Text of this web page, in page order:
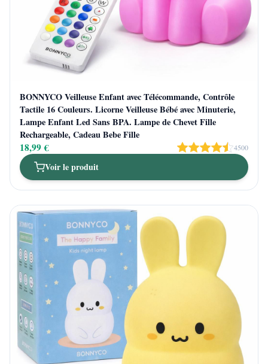
BONNYCO Veilleuse Enfant avec Télécommande, Contrôle
Tactile 16 Couleurs. Licorne Veilleuse Bébé avec Minuterie,
Lampe Enfant Led Sans BPA. Lampe de Chevet Fille
Rechargeable, Cadeau Bebe Fille
18,99 € 4500
Voir le produit